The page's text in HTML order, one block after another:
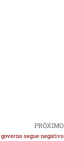
PRÓXIMO
segue negativo